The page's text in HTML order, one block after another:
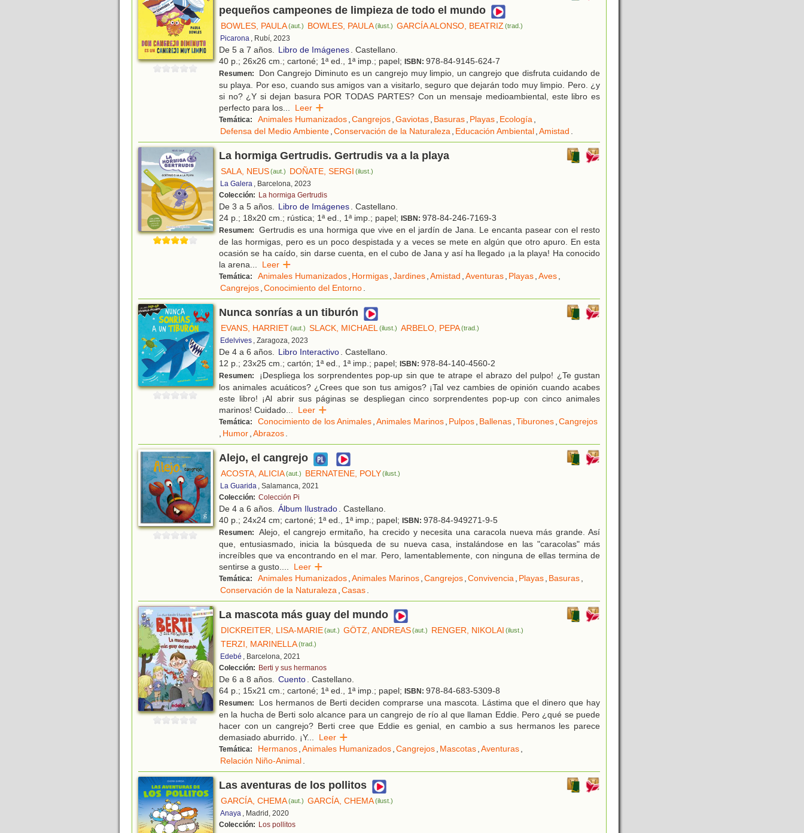
pequeños campeones de limpieza de todo el mundo
BOWLES, PAULA(aut.) BOWLES, PAULA(ilust.) GARCÍA ALONSO, BEATRIZ (trad.)
Picarona , Rubí, 2023
De 5 a 7 años. Libro de Imágenes. Castellano.
40 p.; 26x26 cm.; cartoné; 1ª ed., 1ª imp.; papel; ISBN: 978-84-9145-624-7
Resumen:
Don Cangrejo Diminuto es un cangrejo muy limpio, un cangrejo que disfruta cuidando de
su playa. Por eso, cuando sus amigos van a visitarlo, seguro que dejarán todo muy limpio. Pero. ¿y
si no? ¿Y si dejan basura POR TODAS PARTES? Con un mensaje medioambiental, este libro es
perfecto para los... Leer
Temática: Animales Humanizados,Cangrejos,Gaviotas, Basuras, Playas, Ecología,
Defensa del Medio Ambiente,Conservación de la Naturaleza, Educación Ambiental,Amistad .
La hormiga Gertrudis. Gertrudis va a la playa
SALA, NEUS(aut.) DOÑATE, SERGI (ilust.)
La Galera , Barcelona, 2023
Colección: La hormiga Gertrudis
De 3 a 5 años. Libro de Imágenes. Castellano.
24 p.; 18x20 cm.; rústica; 1ª ed., 1ª imp.; papel; ISBN: 978-84-246-7169-3
Resumen:
Gertrudis es una hormiga que vive en el jardín de Jana. Le encanta pasear con el resto
de las hormigas, pero es un poco despistada y a veces se mete en algún que otro apuro. En esta
ocasión se ha caído, sin darse cuenta, en el cubo de Jana y así ha llegado ¡a la playa! Ha conocido
la arena... Leer
Temática: Animales Humanizados, Hormigas,Jardines,Amistad ,Aventuras, Playas,Aves,
Cangrejos,Conocimiento del Entorno.
Nunca sonrías a un tiburón
EVANS, HARRIET(aut.) SLACK, MICHAEL(ilust.) ARBELO, PEPA(trad.)
Edelvives , Zaragoza, 2023
De 4 a 6 años. Libro Interactivo. Castellano.
12 p.; 23x25 cm.; cartón; 1ª ed., 1ª imp.; papel; ISBN: 978-84-140-4560-2
Resumen:
¡Despliega los sorprendentes pop-up sin que te atrape el abrazo del pulpo! ¿Te gustan
los animales acuáticos? ¿Crees que son tus amigos? ¡Tal vez cambies de opinión cuando acabes
este libro! ¡Al abrir sus páginas se despliegan cinco sorprendentes pop-up con cinco animales
marinos! Cuidado... Leer
Temática: Conocimiento de los Animales,Animales Marinos, Pulpos, Ballenas,Tiburones,Cangrejos
, Humor,Abrazos.
Alejo, el cangrejo
ACOSTA, ALICIA(aut.) BERNATENE, POLY(ilust.)
La Guarida , Salamanca, 2021
Colección: Colección Pi
De 4 a 6 años. Álbum Ilustrado. Castellano.
40 p.; 24x24 cm; cartoné; 1ª ed., 1ª imp.; papel; ISBN: 978-84-949271-9-5
Resumen:
Alejo, el cangrejo ermitaño, ha crecido y necesita una caracola nueva más grande. Así
que, entusiasmado, inicia la búsqueda de su nueva casa, instalándose en las "caracolas" más
increíbles que va encontrando en el mar. Pero, lamentablemente, con ninguna de ellas termina de
sentirse a gusto.... Leer
Temática: Animales Humanizados,Animales Marinos,Cangrejos,Convivencia, Playas, Basuras,
Conservación de la Naturaleza,Casas.
La mascota más guay del mundo
DICKREITER, LISA-MARIE(aut.) GÖTZ, ANDREAS(aut.) RENGER, NIKOLAI (ilust.)
TERZI, MARINELLA(trad.)
Edebé , Barcelona, 2021
Colección: Berti y sus hermanos
De 6 a 8 años. Cuento. Castellano.
64 p.; 15x21 cm.; cartoné; 1ª ed., 1ª imp.; papel; ISBN: 978-84-683-5309-8
Resumen:
Los hermanos de Berti deciden comprarse una mascota. Lástima que el dinero que hay
en la hucha de Berti solo alcance para un cangrejo de río al que llaman Eddie. Pero ¿qué se puede
hacer con un cangrejo? Berti cree que Eddie es genial, en cambio a sus hermanos les parece
demasiado aburrido. ¡Y... Leer
Temática: Hermanos,Animales Humanizados,Cangrejos, Mascotas,Aventuras,
Relación Niño-Animal.
Las aventuras de los pollitos
GARCÍA, CHEMA(aut.) GARCÍA, CHEMA(ilust.)
Anaya , Madrid, 2020
Colección: Los pollitos